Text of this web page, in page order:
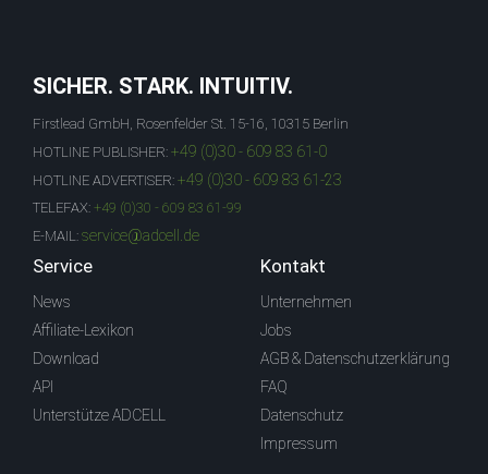
SICHER. STARK. INTUITIV.
Firstlead GmbH, Rosenfelder St. 15-16, 10315 Berlin
HOTLINE PUBLISHER: +49 (0)30 - 609 83 61-0
HOTLINE ADVERTISER: +49 (0)30 - 609 83 61-23
TELEFAX: +49 (0)30 - 609 83 61-99
E-MAIL: service@adcell.de
Service
News
Affiliate-Lexikon
Download
API
Unterstütze ADCELL
Kontakt
Unternehmen
Jobs
AGB & Datenschutzerklärung
FAQ
Datenschutz
Impressum